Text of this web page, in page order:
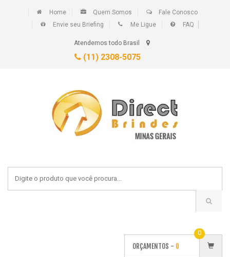
Home Quem Somos
Fale Conosco
Envie seu Briefing
Me Ligue FAQ
Atendemos todo Brasil
(11) 2308-5075
ORÇAMENTOS - 0
0